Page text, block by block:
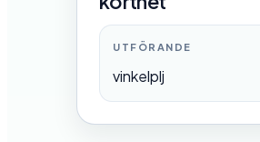
UTFÖRANDE
vinkelplj